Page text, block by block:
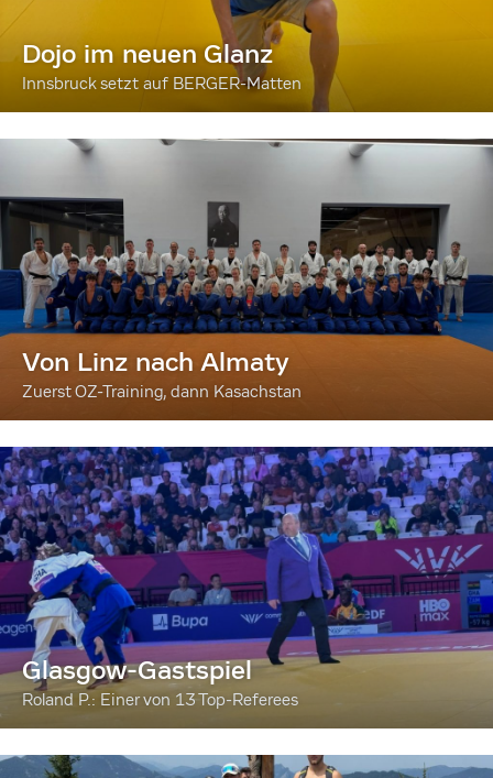
Dojo im neuen Glanz
Innsbruck setzt auf BERGER-Matten
Von Linz nach Almaty
Zuerst OZ-Training, dann Kasachstan
Glasgow-Gastspiel
Roland P.: Einer von 13 Top-Referees